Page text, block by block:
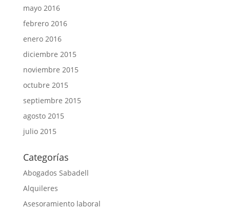
mayo 2016
febrero 2016
enero 2016
diciembre 2015
noviembre 2015
octubre 2015
septiembre 2015
agosto 2015
julio 2015
Categorías
Abogados Sabadell
Alquileres
Asesoramiento laboral